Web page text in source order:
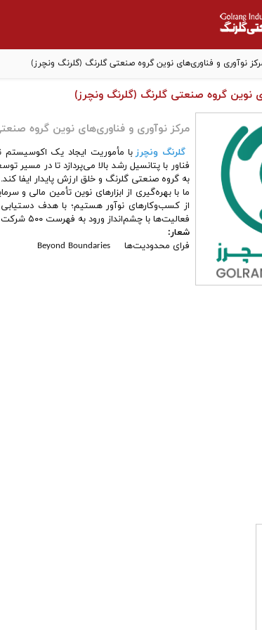
نوآوری و فناوری‌های نوین گروه صنعتی گلرنگ (گلرنگ ونچرز)
نوین گروه صنعتی گلرنگ (گلرنگ ونچرز)
مرکز نوآوری و فناوری‌های نوین گروه
گلرنگ ونچرزبا مأموریت ایجاد یک اکوسیستم
فناور با پتانسیل رشد بالا می‌پردازد تا در
به گروه صنعتی گلرنگ و خلق ارزش پایدار ایفا کند.
ما با بهره‌گیری از ابزارهای نوین تأمین مالی و
فعالیت‌ها با چشم‌انداز ورود به فهرست ۵۰۰ شرکت برتر جهان.
شعار:
فرای محدودیت‌ها Beyond Boundaries